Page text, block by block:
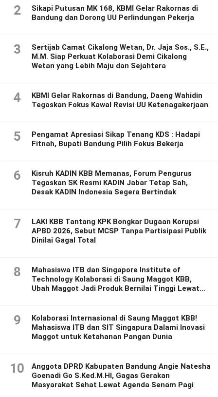
2
Sikapi Putusan MK 168, KBMI Gelar Rakornas di
Bandung dan Dorong UU Perlindungan Pekerja
3
Sertijab Camat Cikalong Wetan, Dr. Jaja Sos., S.E.,
M.M. Siap Perkuat Kolaborasi Demi Cikalong
Wetan yang Lebih Maju dan Sejahtera
4
KBMI Gelar Rakornas di Bandung, Daeng Wahidin
Tegaskan Fokus Kawal Revisi UU Ketenagakerjaan
5
Pengamat Apresiasi Sikap Tenang KDS : Hadapi
Fitnah, Bupati Bandung Pilih Fokus Bekerja
6
Kisruh KADIN KBB Memanas, Forum Pengurus
Tegaskan SK Resmi KADIN Jabar Tetap Sah,
Desak KADIN Indonesia Segera Bertindak
7
LAKI KBB Tantang KPK Bongkar Dugaan Korupsi
APBD 2026, Sebut MCSP Tanpa Partisipasi Publik
Dinilai Gagal Total
8
Mahasiswa ITB dan Singapore Institute of
Technology Kolaborasi di Saung Maggot KBB,
Ubah Maggot Jadi Produk Bernilai Tinggi Lewat
9
Kolaborasi Internasional di Saung Maggot KBB!
Mahasiswa ITB dan SIT Singapura Dalami Inovasi
Maggot untuk Ketahanan Pangan Dunia
10
Anggota DPRD Kabupaten Bandung Angie Natesha
Goenadi Go S.Ked.M.HI, Gagas Gerakan
Masyarakat Sehat Lewat Agenda Senam Pagi